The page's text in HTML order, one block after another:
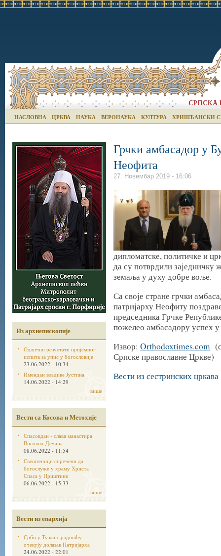
НАСЛОВНА ЦРКВА НАУКА ВЕРОНАУКА КУЛТУРА ХРИШЋАНСКИ
Из архиепископије
Одлични резултати пријемног
испита за упис у богословије
23.06.2022 - 10:34
Имендан владике Јустина
14.06.2022 - 14:29
више
Вести са Косова и Метохије
Спасовдан - слава манастира
Високих Дечана
08.06.2022 - 11:54
Свештеници спречени да
богослуже у храму Христа
Спаса у Приштини
06.06.2022 - 15:33
више
Вести из епархија
Срби у Тузли с радошћу
очекују долазак Патријарха
24.06.2022 - 22:01
Грчки амбасадор у
Неофита
27. Новембар 2019 - 16:06
дипломатске, политичке и
да су потврдили заједничку
земаља у духу добре воље.
Са своје стране грчки
патријарху Неофиту
председника Грчке
пожелео амбасадору успех
Извор: Orthodoxtimes.com
Српске православне Цркве)
Вести из сестринских цркава